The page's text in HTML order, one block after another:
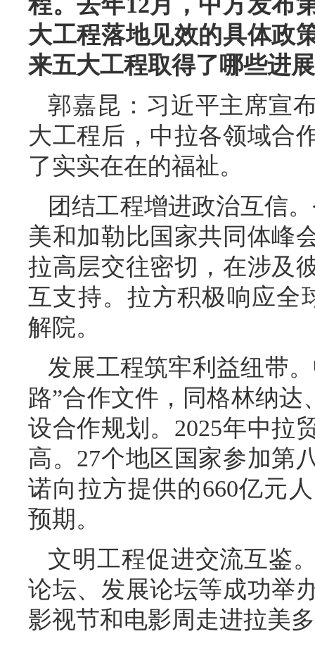
大工程落地见效的具体政
来五大工程取得了哪些进
郭嘉昆：习近平主席宣
大工程后，中拉各领域合
了实实在在的福祉。
团结工程增进政治互信
美和加勒比国家共同体峰
拉高层交往密切，在涉及
互支持。拉方积极响应全
解院。
发展工程筑牢利益纽带
路”合作文件，同格林纳达
设合作规划。2025年中拉
高。27个地区国家参加第
诺向拉方提供的660亿元
预期。
文明工程促进交流互鉴
论坛、发展论坛等成功举
影视节和电影周走进拉美